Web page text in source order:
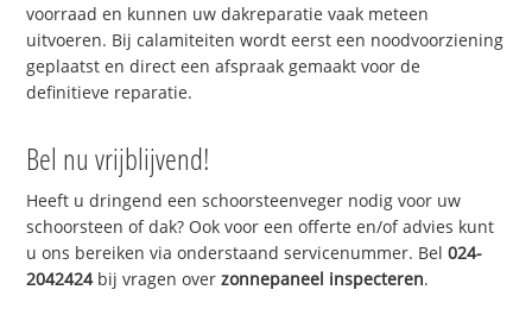
voorraad en kunnen uw dakreparatie vaak meteen
uitvoeren. Bij calamiteiten wordt eerst een noodvoorziening
geplaatst en direct een afspraak gemaakt voor de
definitieve reparatie.
Bel nu vrijblijvend!
Heeft u dringend een schoorsteenveger nodig voor uw
schoorsteen of dak? Ook voor een offerte en/of advies kunt
u ons bereiken via onderstaand servicenummer. Bel024-
2042424bij vragen overzonnepaneel inspecteren.